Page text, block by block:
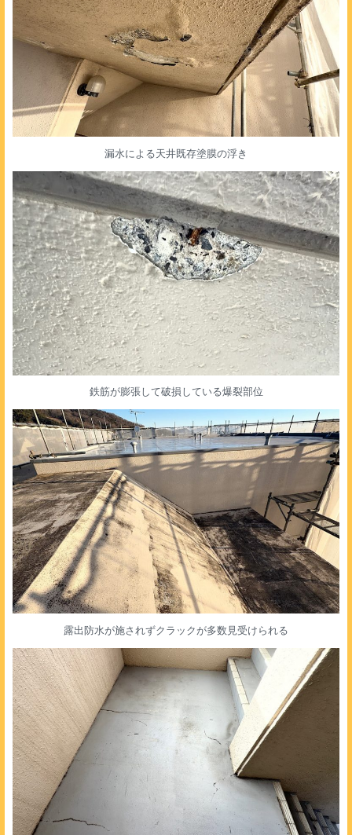
漏水による天井既存塗膜の浮き
鉄筋が膨張して破損している爆裂部位
露出防水が施されずクラックが多数見受けられる